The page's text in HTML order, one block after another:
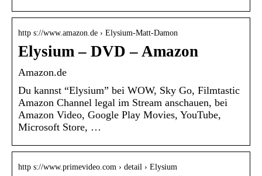
http s://www.amazon.de › Elysium-Matt-Damon
Elysium – DVD – Amazon
Amazon.de
Du kannst “Elysium” bei WOW, Sky Go, Filmtastic
Amazon Channel legal im Stream anschauen, bei
Amazon Video, Google Play Movies, YouTube,
Microsoft Store, …
http s://www.primevideo.com › detail › Elysium